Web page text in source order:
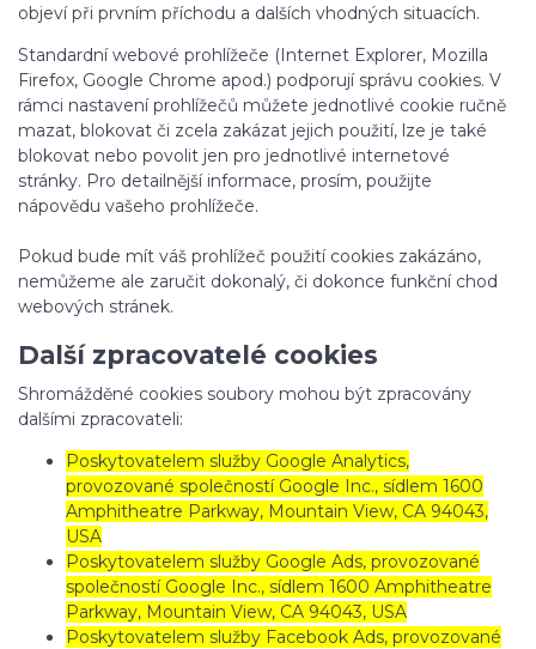
objeví při prvním příchodu a dalších vhodných situacích.
Standardní webové prohlížeče (Internet Explorer, Mozilla
Firefox, Google Chrome apod.) podporují správu cookies. V
rámci nastavení prohlížečů můžete jednotlivé cookie ručně
mazat, blokovat či zcela zakázat jejich použití, lze je také
blokovat nebo povolit jen pro jednotlivé internetové
stránky. Pro detailnější informace, prosím, použijte
nápovědu vašeho prohlížeče.
Pokud bude mít váš prohlížeč použití cookies zakázáno,
nemůžeme ale zaručit dokonalý, či dokonce funkční chod
webových stránek.
Další zpracovatelé cookies
Shromážděné cookies soubory mohou být zpracovány
dalšími zpracovateli:
Poskytovatelem služby Google Analytics,
provozované společností Google Inc., sídlem 1600
Amphitheatre Parkway, Mountain View, CA 94043,
USA
Poskytovatelem služby Google Ads, provozované
společností Google Inc., sídlem 1600 Amphitheatre
Parkway, Mountain View, CA 94043, USA
Poskytovatelem služby Facebook Ads, provozované